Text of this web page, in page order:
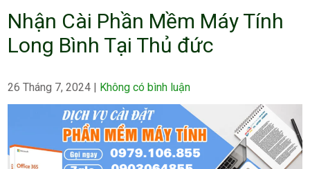
Nhận Cài Phần Mềm Máy Tính
Long Bình Tại Thủ đức
26 Tháng 7, 2024 | Không có bình luận